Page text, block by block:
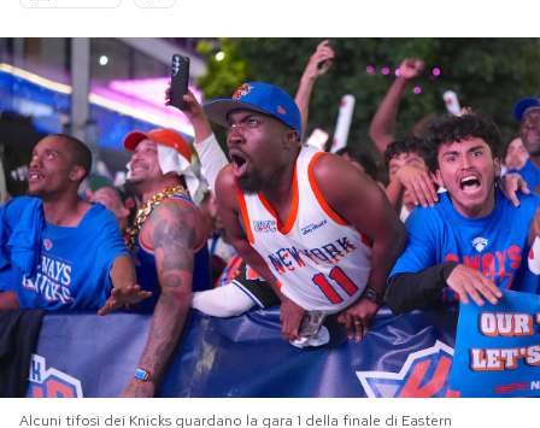
Economia
Sport
Altrecose
Mondiali calcio 2026
PODCAST
NEWSLETTER
I MIEI PREFERITI
Alcuni tifosi dei Knicks guardano la gara 1 della finale di Eastern